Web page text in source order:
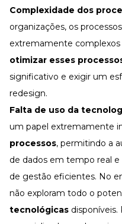
Complexidade dos
organizações, os
extremamente complexos
otimizar esses
significativo e exigir um
redesign.
Falta de uso da
um papel extremamente
processos, permitindo a
de dados em tempo real
de gestão eficientes. No
não exploram todo o
tecnológicas disponíveis.